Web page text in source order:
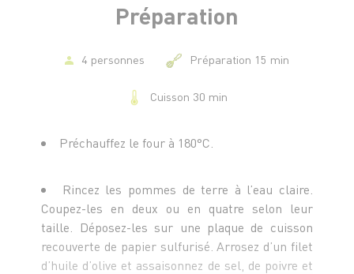
Préparation
4 personnes Préparation 15 min
Cuisson 30 min
Préchauffez le four à 180°C.
Rincez les pommes de terre à l’eau claire.
Coupez-les en deux ou en quatre selon leur
taille. Déposez-les sur une plaque de cuisson
recouverte de papier sulfurisé. Arrosez d’un filet
d’huile d’olive et assaisonnez de sel, de poivre et